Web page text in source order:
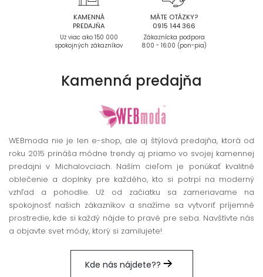
KAMENNÁ
PREDAJŇA
Už viac ako 150 000
spokojných zákazníkov
MÁTE OTÁZKY?
0915 144 366
Zákaznícka podpora
8:00 - 16:00 (pon-pia)
Kamenná predajňa
WEBmoda nie je len e-shop, ale aj štýlová predajňa, ktorá od
roku 2015 prináša módne trendy aj priamo vo svojej kamennej
predajni v Michalovciach. Naším cieľom je ponúkať kvalitné
oblečenie a doplnky pre každého, kto si potrpí na moderný
vzhľad a pohodlie. Už od začiatku sa zameriavame na
spokojnosť našich zákazníkov a snažíme sa vytvoriť príjemné
prostredie, kde si každý nájde to pravé pre seba. Navštívte nás
a objavte svet módy, ktorý si zamilujete!
Kde nás nájdete??